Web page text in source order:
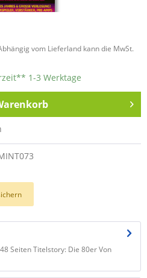
vom Lieferland kann die MwSt.
1-3 Werktage
Seiten Titelstory: Die 80er Von